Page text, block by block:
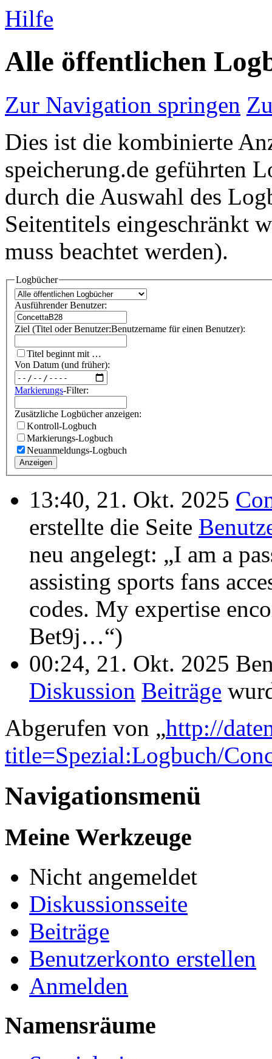
Hilfe
Alle öffentlichen
Zur Navigation springen
Dies ist die kombinierte
speicherung.de geführten
durch die Auswahl des
Seitentitels eingeschränkt
muss beachtet werden).
Logbücher
Ausführender Benutzer:
Ziel (Titel oder Benutzer:Benutzername für einen Benutzer):
Titel beginnt mit …
Von Datum (und früher):
Markierungs-Filter:
Zusätzliche Logbücher anzeigen:
Kontroll-Logbuch
Markierungs-Logbuch
Neuanmeldungs-Logbuch
Anzeigen
13:40, 21. Okt. 2025
erstellte die Seite
neu angelegt: „I am a
assisting sports fans
codes. My expertise
Bet9j…“)
00:24, 21. Okt. 2025
Diskussion Beiträge
Abgerufen von „http://
title=Spezial:Logbuch/
Navigationsmenü
Meine Werkzeuge
Nicht angemeldet
Diskussionsseite
Beiträge
Benutzerkonto erstellen
Anmelden
Namensräume